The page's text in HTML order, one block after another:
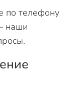
по телефону
наши